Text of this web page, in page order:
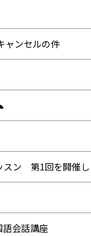
ャンセルの件
スン 第1回を開催
語会話講座